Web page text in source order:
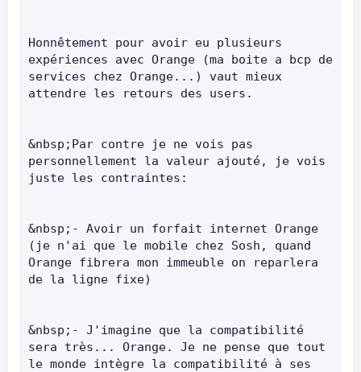
Honnêtement pour avoir eu plusieurs
expériences avec Orange (ma boite a bcp de
services chez Orange...) vaut mieux
attendre les retours des users.
&nbsp;Par contre je ne vois pas
personnellement la valeur ajouté, je vois
juste les contraintes:
&nbsp;- Avoir un forfait internet Orange
(je n'ai que le mobile chez Sosh, quand
Orange fibrera mon immeuble on reparlera
de la ligne fixe)
&nbsp;- J'imagine que la compatibilité
sera très... Orange. Je ne pense que tout
le monde intègre la compatibilité à ses